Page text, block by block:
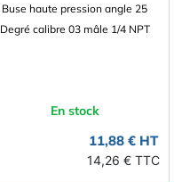
Buse haute pression angle 25
Degré calibre 03 mâle 1/4 NPT
En stock
11,88 € HT
14,26 € TTC